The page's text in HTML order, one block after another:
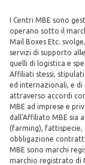
I Centri MBE sono
operano sotto il
Mail Boxes Etc.
servizi di supporto
quelli di logistica e
Affiliati stessi,
ed internazionali, e di
attraverso accordi
MBE ad imprese e
dall'Affiliato MBE sia
(farming), fattispecie,
obbligazione
MBE sono marchi
marchio registrato di